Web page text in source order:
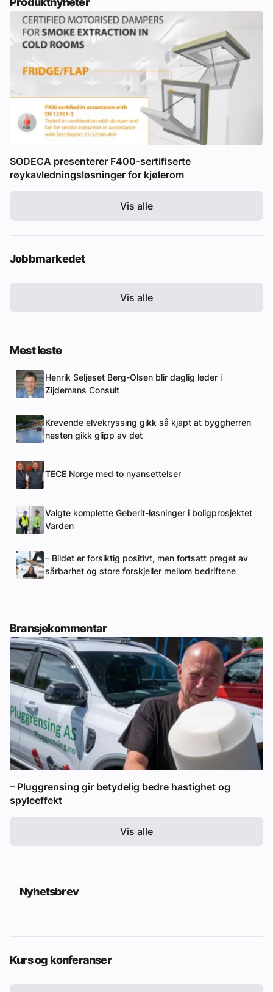
SODECA presenterer F400-sertifiserte
røykavledningsløsninger for kjølerom
Vis alle
Jobbmarkedet
Vis alle
Mest leste
Henrik Seljeset Berg-Olsen blir daglig leder i
Zijdemans Consult
Krevende elvekryssing gikk så kjapt at byggherren
nesten gikk glipp av det
TECE Norge med to nyansettelser
Valgte komplette Geberit-løsninger i boligprosjektet
Varden
– Bildet er forsiktig positivt, men fortsatt preget av
sårbarhet og store forskjeller mellom bedriftene
Bransjekommentar
– Pluggrensing gir betydelig bedre hastighet og
spyleeffekt
Vis alle
Nyhetsbrev
Kurs og konferanser